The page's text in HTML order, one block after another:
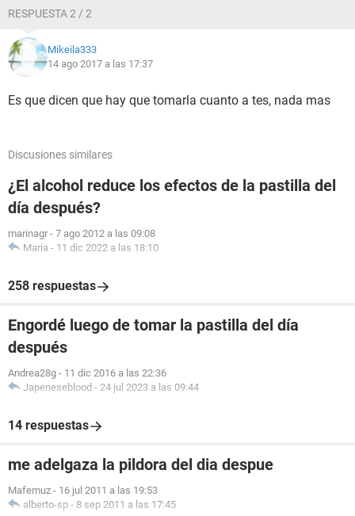
RESPUESTA 2 / 2
Mikeila333
14 ago 2017 a las 17:37
Es que dicen que hay que tomarla cuanto a tes, nada mas
Discusiones similares
¿El alcohol reduce los efectos de la pastilla del
día después?
marinagr - 7 ago 2012 a las 09:08
Maria - 11 dic 2022 a las 18:10
258 respuestas
Engordé luego de tomar la pastilla del día
después
Andrea28g - 11 dic 2016 a las 22:36
Japeneseblood - 24 jul 2023 a las 09:44
14 respuestas
me adelgaza la pildora del dia despue
Mafemuz - 16 jul 2011 a las 19:53
alberto-sp - 8 sep 2011 a las 17:45